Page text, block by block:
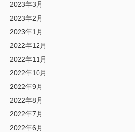
2023年3月
2023年2月
2023年1月
2022年12月
2022年11月
2022年10月
2022年9月
2022年8月
2022年7月
2022年6月